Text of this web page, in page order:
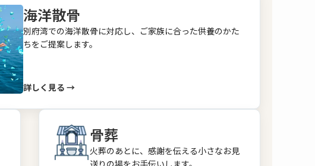
海洋散骨
別府湾での海洋散骨に対応し、ご家族に合った供養のかた
ちをご提案します。
詳しく見る →
骨葬
火葬のあとに、感謝を伝える小さなお見
送りの場をお手伝いします。